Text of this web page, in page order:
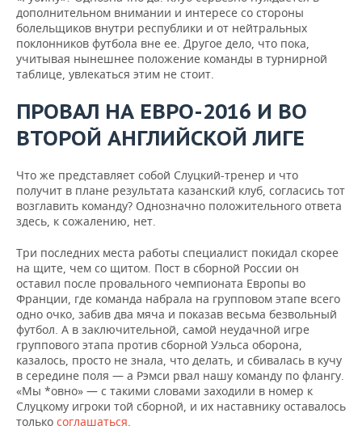
дополнительном внимании и интересе со стороны
болельщиков внутри республики и от нейтральных
поклонников футбола вне ее. Другое дело, что пока,
учитывая нынешнее положение команды в турнирной
таблице, увлекаться этим не стоит.
ПРОВАЛ НА ЕВРО-2016 И ВО
ВТОРОЙ АНГЛИЙСКОЙ ЛИГЕ
Что же представляет собой Слуцкий-тренер и что
получит в плане результата казанский клуб, согласись тот
возглавить команду? Однозначно положительного ответа
здесь, к сожалению, нет.
Три последних места работы специалист покидал скорее
на щите, чем со щитом. Пост в сборной России он
оставил после провального чемпионата Европы во
Франции, где команда набрала на групповом этапе всего
одно очко, забив два мяча и показав весьма безвольный
футбол. А в заключительной, самой неудачной игре
группового этапа против сборной Уэльса оборона,
казалось, просто не знала, что делать, и сбивалась в кучу
в середине поля — а Рэмси рвал нашу команду по флангу.
«Мы *овно» — с такими словами заходили в номер к
Слуцкому игроки той сборной, и их наставнику оставалось
только соглашаться.